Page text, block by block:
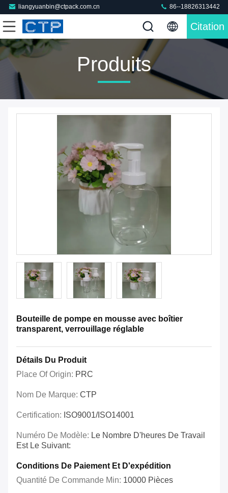
liangyuanbin@ctpack.com.cn 86--18826313442
Citation
Produits
Bouteille de pompe en mousse avec boîtier
transparent, verrouillage réglable
Détails Du Produit
Place Of Origin: PRC
Nom De Marque: CTP
Certification: ISO9001/ISO14001
Numéro De Modèle: Le Nombre D'heures De Travail
Est Le Suivant:
Conditions De Paiement Et D'expédition
Quantité De Commande Min: 10000 Pièces